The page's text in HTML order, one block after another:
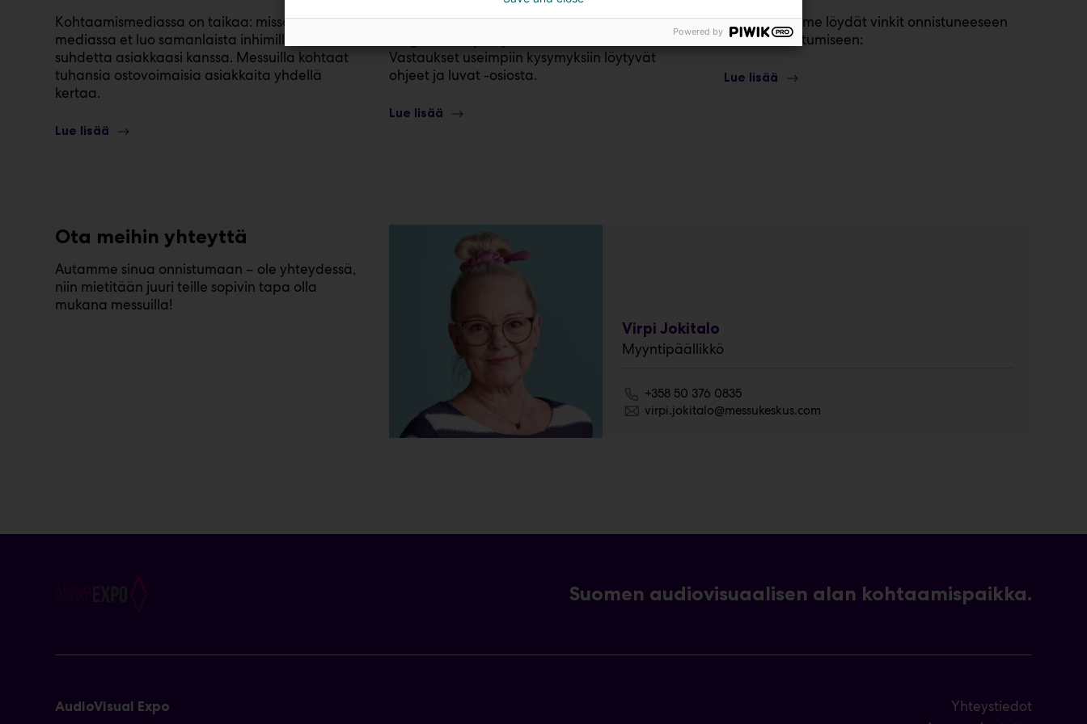
Kohtaamismediassa on taikaa: missään muussa
mediassa et luo samanlaista inhimillistä
suhdetta asiakkaasi kanssa. Messuilla kohtaat
tuhansia ostovoimaisia asiakkaita yhdellä
kertaa.
Lue lisää
Ripustukset, elintarvikkeiden myynti,
Vastaukset useimpiin kysymyksiin löytyvät
ohjeet ja luvat -osiosta.
Lue lisää
Oppaastamme löydät vinkit onnistuneeseen
messuosallistumiseen:
Lue lisää
Ota meihin yhteyttä
Autamme sinua onnistumaan – ole yhteydessä,
niin mietitään juuri teille sopivin tapa olla
mukana messuilla!
Virpi Jokitalo
Myyntipäällikkö
+358 50 376 0835
virpi.jokitalo@messukeskus.com
Suomen audiovisuaalisen alan kohtaamispaikka.
AudioVisual Expo
Yhteystiedot
Powered by